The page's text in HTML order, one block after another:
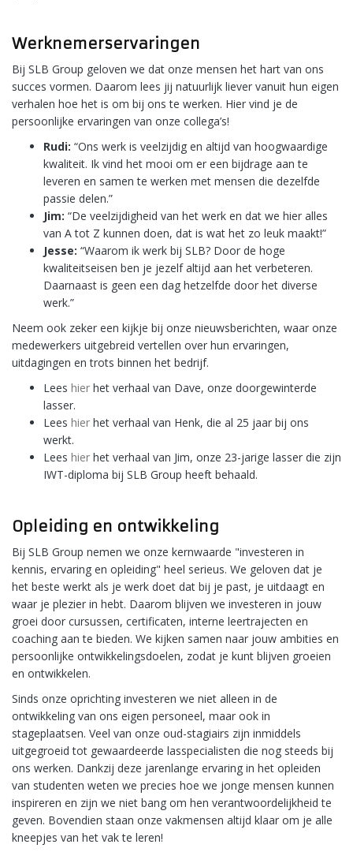
Werknemerservaringen
Bij SLB Group geloven we dat onze mensen het hart van ons
succes vormen. Daarom lees jij natuurlijk liever vanuit hun eigen
verhalen hoe het is om bij ons te werken. Hier vind je de
persoonlijke ervaringen van onze collega’s!
Rudi: “Ons werk is veelzijdig en altijd van hoogwaardige
kwaliteit. Ik vind het mooi om er een bijdrage aan te
leveren en samen te werken met mensen die dezelfde
passie delen.”
Jim: “De veelzijdigheid van het werk en dat we hier alles
van A tot Z kunnen doen, dat is wat het zo leuk maakt!”
Jesse: “Waarom ik werk bij SLB? Door de hoge
kwaliteitseisen ben je jezelf altijd aan het verbeteren.
Daarnaast is geen een dag hetzelfde door het diverse
werk.”
Neem ook zeker een kijkje bij onze nieuwsberichten, waar onze
medewerkers uitgebreid vertellen over hun ervaringen,
uitdagingen en trots binnen het bedrijf.
Lees hier het verhaal van Dave, onze doorgewinterde
lasser.
Lees hier het verhaal van Henk, die al 25 jaar bij ons
werkt.
Lees hier het verhaal van Jim, onze 23-jarige lasser die zijn
IWT-diploma bij SLB Group heeft behaald.
Opleiding en ontwikkeling
Bij SLB Group nemen we onze kernwaarde "investeren in
kennis, ervaring en opleiding" heel serieus. We geloven dat je
het beste werkt als je werk doet dat bij je past, je uitdaagt en
waar je plezier in hebt. Daarom blijven we investeren in jouw
groei door cursussen, certificaten, interne leertrajecten en
coaching aan te bieden. We kijken samen naar jouw ambities en
persoonlijke ontwikkelingsdoelen, zodat je kunt blijven groeien
en ontwikkelen.
Sinds onze oprichting investeren we niet alleen in de
ontwikkeling van ons eigen personeel, maar ook in
stageplaatsen. Veel van onze oud-stagiairs zijn inmiddels
uitgegroeid tot gewaardeerde lasspecialisten die nog steeds bij
ons werken. Dankzij deze jarenlange ervaring in het opleiden
van studenten weten we precies hoe we jonge mensen kunnen
inspireren en zijn we niet bang om hen verantwoordelijkheid te
geven. Bovendien staan onze vakmensen altijd klaar om je alle
kneepjes van het vak te leren!